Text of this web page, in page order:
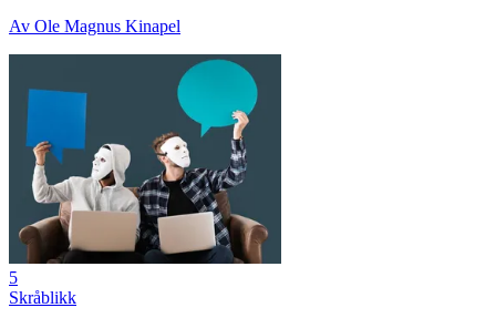
Av Ole Magnus Kinapel
5
Skråblikk